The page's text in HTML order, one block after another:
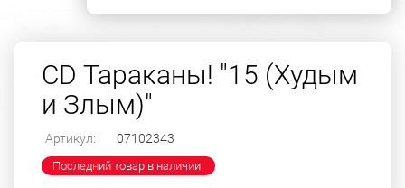
CD Тараканы! "15 (Худым
и Злым)"
Артикул: 07102343
Последний товар в наличии!